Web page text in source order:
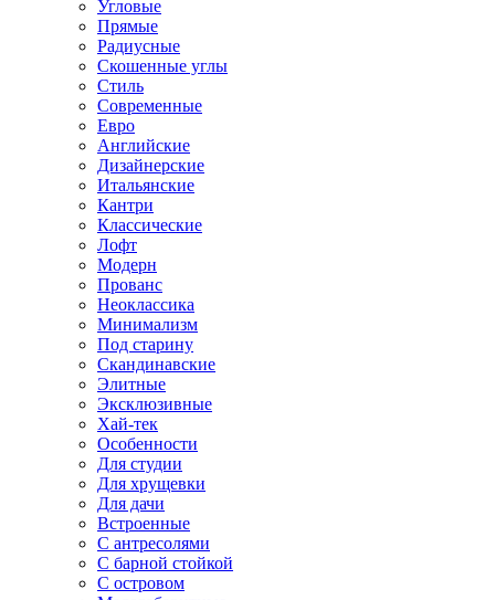
Угловые
Прямые
Радиусные
Скошенные углы
Стиль
Современные
Евро
Английские
Дизайнерские
Итальянские
Кантри
Классические
Лофт
Модерн
Прованс
Неоклассика
Минимализм
Под старину
Скандинавские
Элитные
Эксклюзивные
Хай-тек
Особенности
Для студии
Для хрущевки
Для дачи
Встроенные
С антресолями
С барной стойкой
С островом